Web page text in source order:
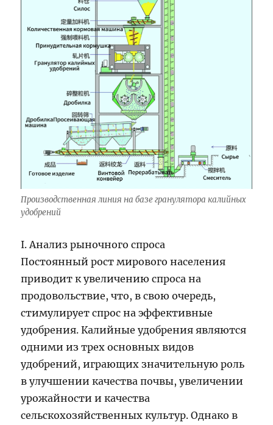
Производственная линия на базе гранулятора калийных
удобрений
I. Анализ рыночного спроса
Постоянный рост мирового населения
приводит к увеличению спроса на
продовольствие, что, в свою очередь,
стимулирует спрос на эффективные
удобрения. Калийные удобрения являются
одними из трех основных видов
удобрений, играющих значительную роль
в улучшении качества почвы, увеличении
урожайности и качества
сельскохозяйственных культур. Однако в